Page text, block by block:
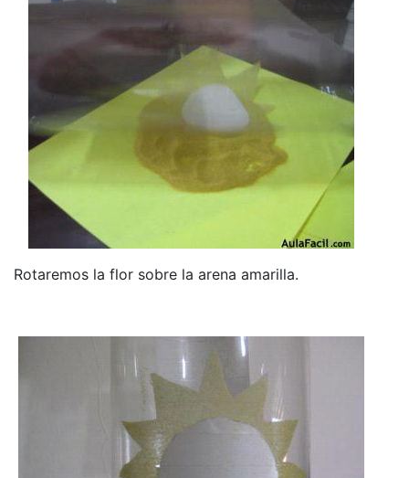
Rotaremos la flor sobre la arena amarilla.